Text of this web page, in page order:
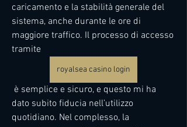
caricamento e la stabilità generale del
sistema, anche durante le ore di
maggiore traffico. Il processo di accesso
tramite
royalsea casino login
dato subito fiducia nell’utilizzo
quotidiano. Nel complesso, la